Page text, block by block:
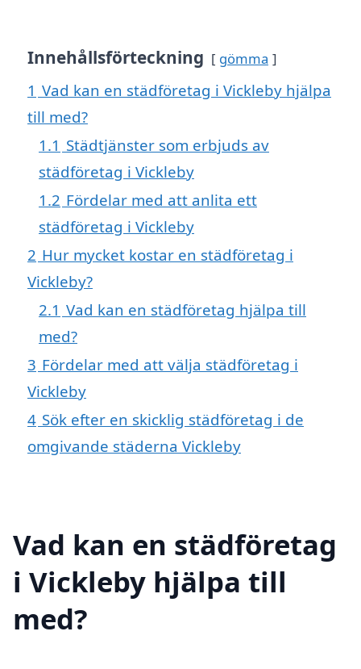
Innehållsförteckning gömma
1 Vad kan en städföretag i Vickleby hjälpa
till med?
1.1 Städtjänster som erbjuds av
städföretag i Vickleby
1.2 Fördelar med att anlita ett
städföretag i Vickleby
2 Hur mycket kostar en städföretag i
Vickleby?
2.1 Vad kan en städföretag hjälpa till
med?
3 Fördelar med att välja städföretag i
Vickleby
4 Sök efter en skicklig städföretag i de
omgivande städerna Vickleby
Vad kan en städföretag
i Vickleby hjälpa till
med?